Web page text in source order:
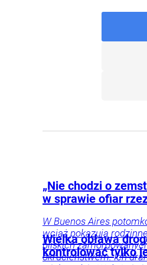
„Nie chodzi o
w sprawie ofiar
W Buenos Aires
wciąż pokazują
bliskich
okrucieństwem. Ich
Wielka obława
kontrolować tylko